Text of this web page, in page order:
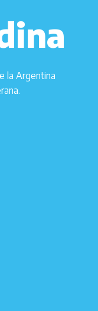
la Argentina